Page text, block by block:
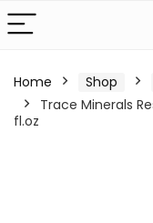
Home Shop
Trace Minerals
fl.oz